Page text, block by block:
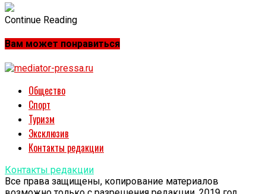
Continue Reading
Вам может понравиться
Общество
Спорт
Туризм
Эксклюзив
Контакты редакции
Контакты редакции
Все права защищены, копирование материалов